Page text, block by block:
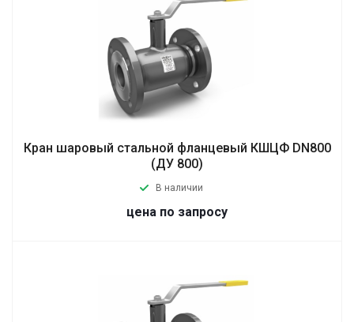
Кран шаровый стальной фланцевый КШЦФ DN800
(ДУ 800)
В наличии
цена по запросу